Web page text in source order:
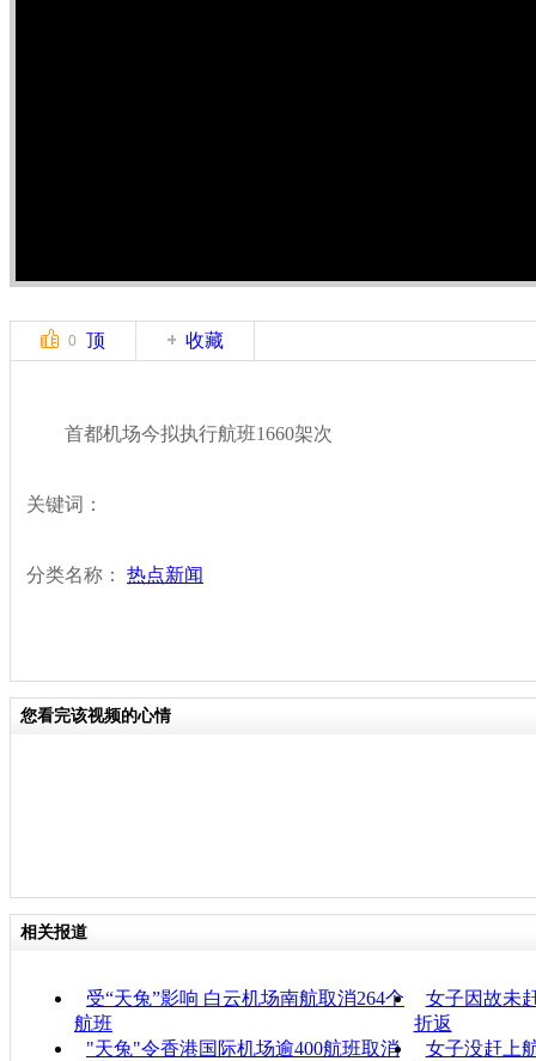
0 顶 收藏
首都机场今拟执行航班1660架次
关键词：
分类名称： 热点新闻
您看完该视频的心情
相关报道
受“天兔”影响 白云机场南航取消264个
航班
女子因故未
折返
"天兔"令香港国际机场逾400航班取消
女子没赶上